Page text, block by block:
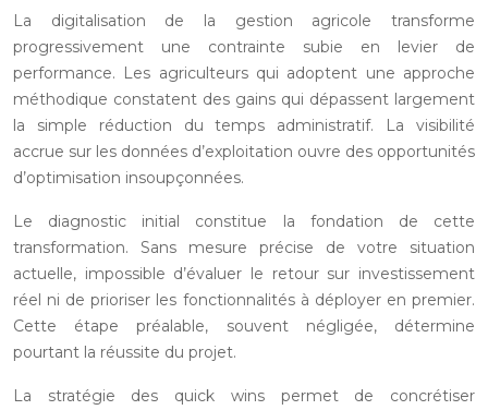
La digitalisation de la gestion agricole transforme
progressivement une contrainte subie en levier de
performance. Les agriculteurs qui adoptent une approche
méthodique constatent des gains qui dépassent largement
la simple réduction du temps administratif. La visibilité
accrue sur les données d’exploitation ouvre des opportunités
d’optimisation insoupçonnées.
Le diagnostic initial constitue la fondation de cette
transformation. Sans mesure précise de votre situation
actuelle, impossible d’évaluer le retour sur investissement
réel ni de prioriser les fonctionnalités à déployer en premier.
Cette étape préalable, souvent négligée, détermine
pourtant la réussite du projet.
La stratégie des quick wins permet de concrétiser